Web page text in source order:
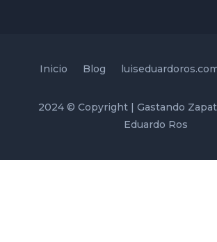
Inicio Blog
2024 © Copyright | Gastando
Eduardo Ros